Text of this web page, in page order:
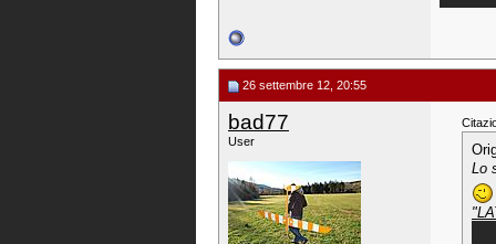
26 settembre 12, 20:55
bad77
User
Lo